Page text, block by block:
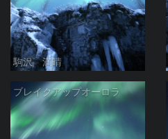
駒沢 満晴
ブレイクアップオーロラ